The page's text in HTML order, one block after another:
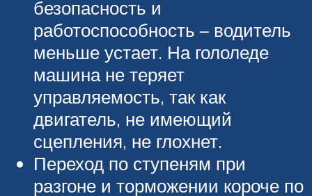
безопасность и
работоспособность – водитель
меньше устает. На гололеде
машина не теряет
управляемость, так как
двигатель, не имеющий
сцепления, не глохнет.
Переход по ступеням при
разгоне и торможении короче по